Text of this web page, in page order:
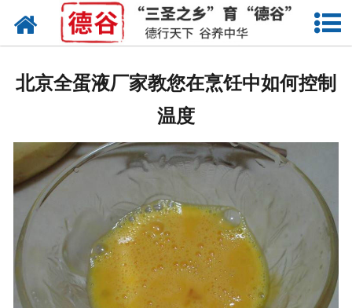
网站首页
卤蛋
产品中心
新闻中心
走进德谷
招商加盟
北京全蛋液厂家教您在烹饪中如何控制
温度